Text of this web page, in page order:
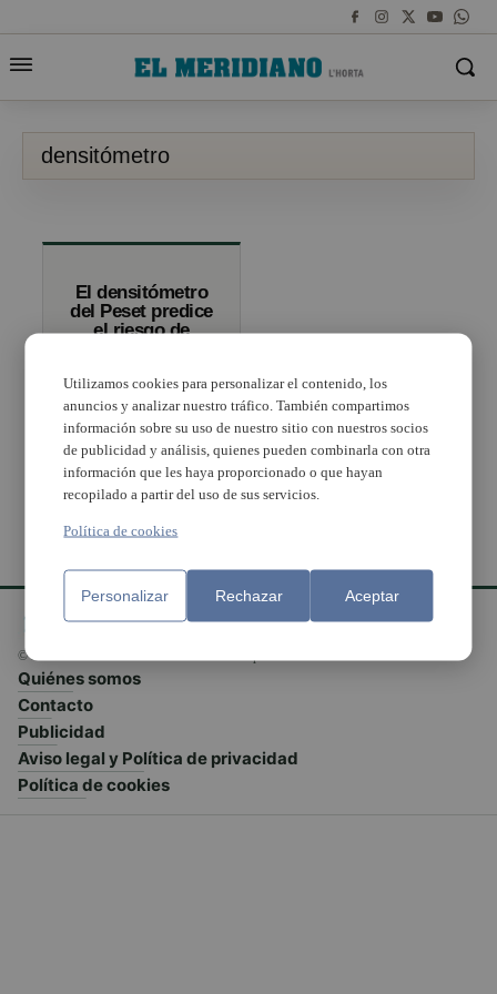
densitómetro
El densitómetro
del Peset predice
el riesgo de
de forma más
precisa
© El Meridiano L'Horta 2026 - Valencia - España
Quiénes somos
Contacto
Publicidad
Aviso legal y Política de privacidad
Política de cookies
Utilizamos cookies para personalizar el contenido, los
anuncios y analizar nuestro tráfico. También compartimos
información sobre su uso de nuestro sitio con nuestros socios
de publicidad y análisis, quienes pueden combinarla con otra
información que les haya proporcionado o que hayan
recopilado a partir del uso de sus servicios.
Política de cookies
Personalizar Rechazar Aceptar